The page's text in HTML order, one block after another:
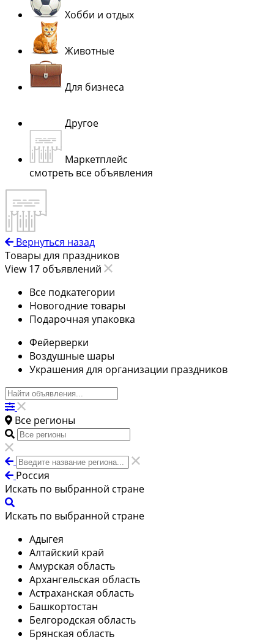
Хобби и отдых
Животные
Для бизнеса
Другое
Маркетплейс
смотреть все объявления
Вернуться назад
Товары для праздников
View 17 объявлений
Все подкатегории
Новогодние товары
Подарочная упаковка
Фейерверки
Воздушные шары
Украшения для организации праздников
Все регионы
Россия
Искать по выбранной стране
Искать по выбранной стране
Адыгея
Алтайский край
Амурская область
Архангельская область
Астраханская область
Башкортостан
Белгородская область
Брянская область